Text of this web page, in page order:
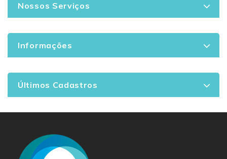
Nossos Serviços
Informações
Últimos Cadastros